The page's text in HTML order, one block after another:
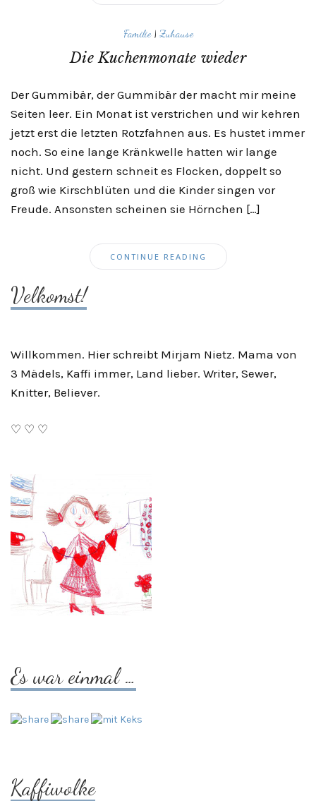
Familie|Zuhause
Die Kuchenmonate wieder
Der Gummibär, der Gummibär der macht mir meine
Seiten leer. Ein Monat ist verstrichen und wir kehren
jetzt erst die letzten Rotzfahnen aus. Es hustet immer
noch. So eine lange Kränkwelle hatten wir lange
nicht. Und gestern schneit es Flocken, doppelt so
groß wie Kirschblüten und die Kinder singen vor
Freude. Ansonsten scheinen sie Hörnchen […]
CONTINUE READING
Velkomst!
Willkommen. Hier schreibt Mirjam Nietz. Mama von
3 Mädels, Kaffi immer, Land lieber. Writer, Sewer,
Knitter, Believer.
♡ ♡ ♡
Es war einmal …
Kaffiwolke